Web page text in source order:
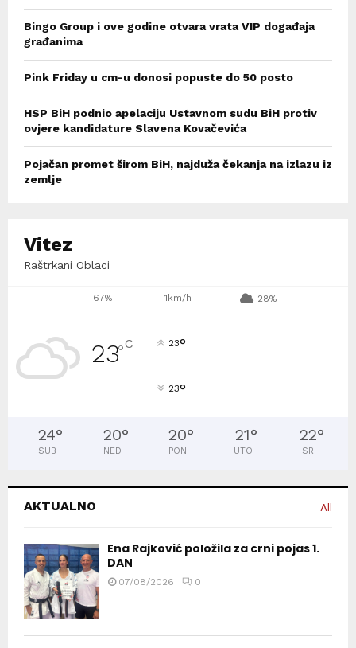
Bingo Group i ove godine otvara vrata VIP događaja
građanima
Pink Friday u cm-u donosi popuste do 50 posto
HSP BiH podnio apelaciju Ustavnom sudu BiH protiv
ovjere kandidature Slavena Kovačevića
Pojačan promet širom BiH, najduža čekanja na izlazu iz
zemlje
Vitez
Raštrkani Oblaci
67% 1km/h 28%
23°C 23°
23°
24°
SUB
20°
NED
20°
PON
21°
UTO
22°
SRI
AKTUALNO All
Ena Rajković položila za crni pojas 1.
DAN
07/08/2026 0